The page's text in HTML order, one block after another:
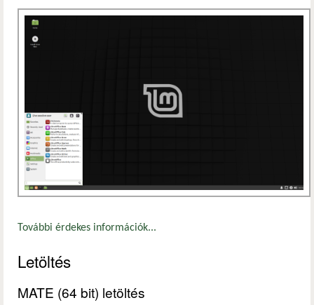
További érdekes információk...
Letöltés
MATE (64 bit) letöltés